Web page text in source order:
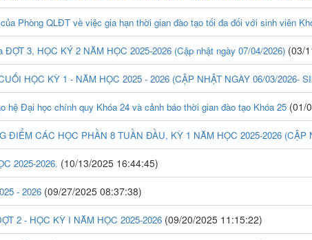
Phòng QLĐT về việc gia hạn thời gian đào tạo tối đa đối với sinh viên
3, HỌC KÝ 2 NĂM HỌC 2025-2026 (Cập nhật ngày 07/04/2026) (03/
HỌC KỲ 1 - NĂM HỌC 2025 - 2026 (CẬP NHẬT NGÀY 06/03/2026-
hệ Đại học chính quy Khóa 24 và cảnh báo thời gian đào tạo Khóa 25 (01/
ĐIỂM CÁC HỌC PHẦN 8 TUẦN ĐẦU, KỲ 1 NĂM HỌC 2025-2026 (CẬP
2025-2026. (10/13/2025 16:44:45)
- 2026 (09/27/2025 08:37:38)
2 - HỌC KỲ I NĂM HỌC 2025-2026 (09/20/2025 11:15:22)